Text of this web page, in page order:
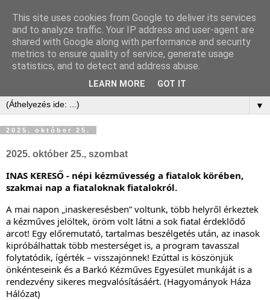
▼
2025. október 25.
2025. október 25., szombat
INAS KERESŐ - népi kézművesség a fiatalok körében,
szakmai nap a fiataloknak fiatalokról.
A mai napon „inaskeresésben” voltunk, több helyről érkeztek
a kézműves jelöltek, öröm volt látni a sok fiatal érdeklődő
arcot! Egy előremutató, tartalmas beszélgetés után, az inasok
kipróbálhattak több mesterséget is, a program tavasszal
folytatódik, ígérték – visszajönnek! Ezúttal is köszönjük
önkénteseink és a Barkó Kézműves Egyesület munkáját is a
rendezvény sikeres megvalósításáért. (Hagyományok Háza
Hálózat)
This site uses cookies from Google to deliver its services
and to analyze traffic. Your IP address and user-agent are
shared with Google along with performance and security
metrics to ensure quality of service, generate usage
statistics, and to detect and address abuse.
LEARN MORE GOT IT